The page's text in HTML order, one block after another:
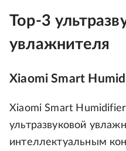
Тор-3
увлажнителя
Xiaomi Smart
Xiaomi Smart
ультразвуковой
интеллектуальным